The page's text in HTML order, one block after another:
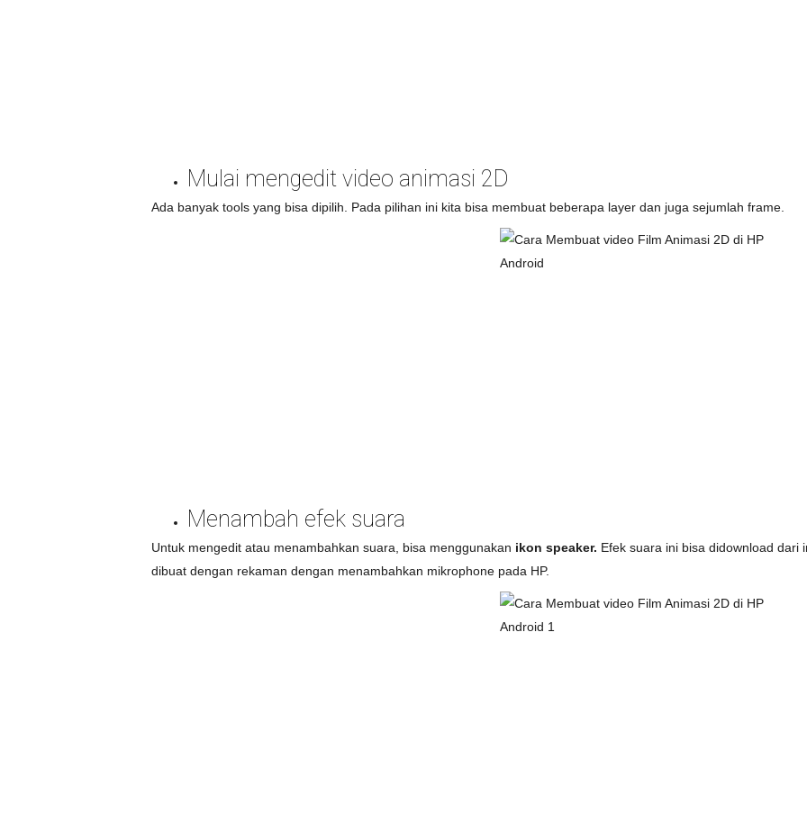
Mulai mengedit video animasi 2D
Ada banyak tools yang bisa dipilih. Pada pilihan ini kita bisa membuat beberapa layer dan juga sejumlah frame.
Menambah efek suara
Untuk mengedit atau menambahkan suara, bisa menggunakan ikon speaker. Efek suara ini bisa didownload dari
dibuat dengan rekaman dengan menambahkan mikrophone pada HP.